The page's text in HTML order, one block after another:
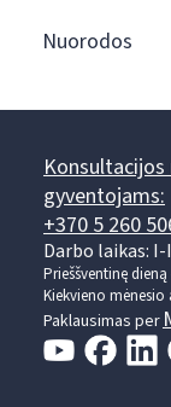
Nuorodos
Konsultacijos
gyventojams:
+370 5 260
Darbo laikas: I-
Prieššventinę
Kiekvieno mėnesio
Paklausimas per